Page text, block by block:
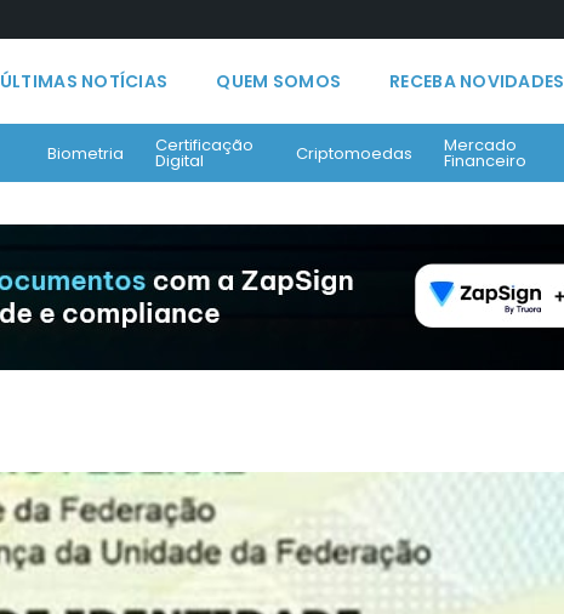
ÚLTIMAS NOTÍCIAS QUEM SOMOS RECEBA NOVIDADES
Biometria Certificação
Digital Criptomoedas Mercado
Financeiro